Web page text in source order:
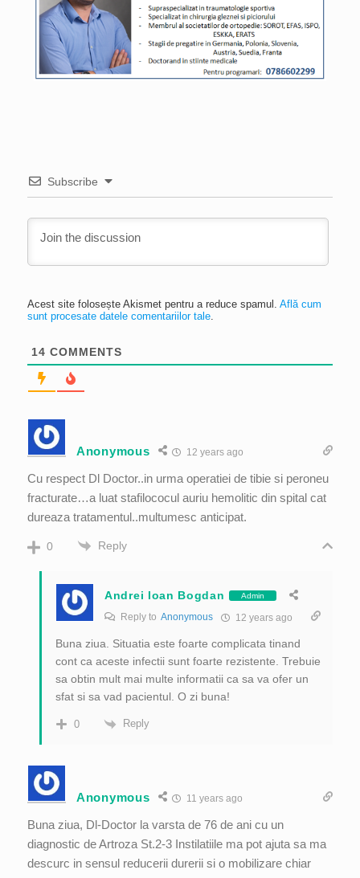
Subscribe
Acest site folosește Akismet pentru a reduce spamul. Află cum
sunt procesate datele comentariilor tale.
14 COMMENTS
Anonymous 12 years ago
Cu respect Dl Doctor..in urma operatiei de tibie si peroneu
fracturate…a luat stafilococul auriu hemolitic din spital cat
dureaza tratamentul..multumesc anticipat.
0 Reply
Andrei Ioan Bogdan Admin
Reply to Anonymous 12 years ago
Buna ziua. Situatia este foarte complicata tinand
cont ca aceste infectii sunt foarte rezistente. Trebuie
sa obtin mult mai multe informatii ca sa va ofer un
sfat si sa vad pacientul. O zi buna!
0 Reply
Anonymous 11 years ago
Buna ziua, Dl-Doctor la varsta de 76 de ani cu un
diagnostic de Artroza St.2-3 Instilatiile ma pot ajuta sa ma
descurc in sensul reducerii durerii si o mobilizare chiar